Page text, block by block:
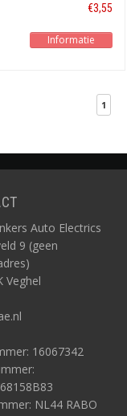
€3,55
Informatie
1
Auto Electrics
9 (geen
Veghel
16067342
NL44 RABO